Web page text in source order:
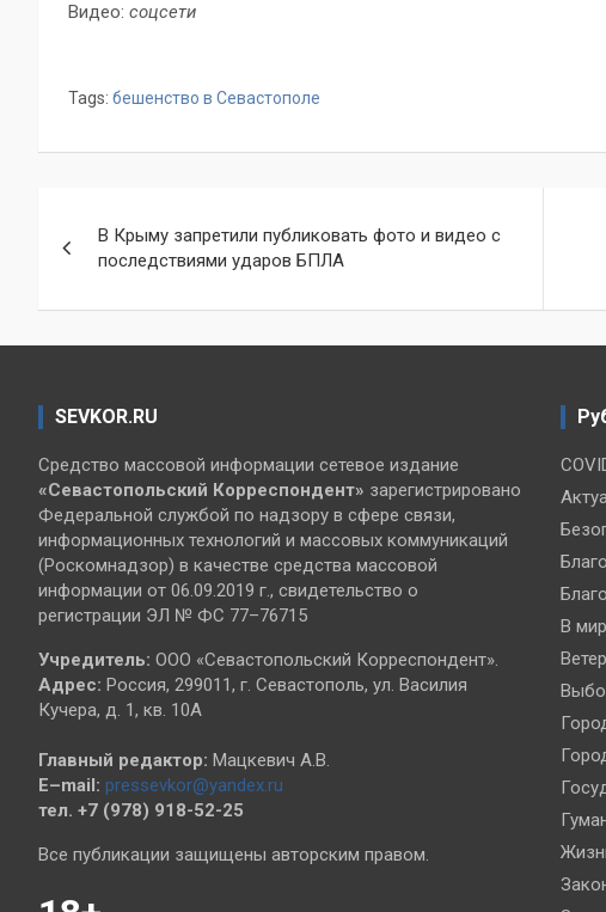
Видео: соцсети
Tags: бешенство в Севастополе
по
записям
В Крыму запретили публиковать фото и видео с
последствиями ударов БПЛА
SEVKOR.RU
Средство массовой информации сетевое издание
«Севастопольский Корреспондент» зарегистрировано
Федеральной службой по надзору в сфере связи,
информационных технологий и массовых коммуникаций
(Роскомнадзор) в качестве средства массовой
информации от 06.09.2019 г., свидетельство о
регистрации ЭЛ № ФС 77–76715
Учредитель: ООО «Севастопольский Корреспондент».
Адрес: Россия, 299011, г. Севастополь, ул. Василия
Кучера, д. 1, кв. 10А
Главный редактор: Мацкевич А.В.
E–mail: pressevkor@yandex.ru
тел. +7 (978) 918-52-25
Все публикации защищены авторским правом.
В